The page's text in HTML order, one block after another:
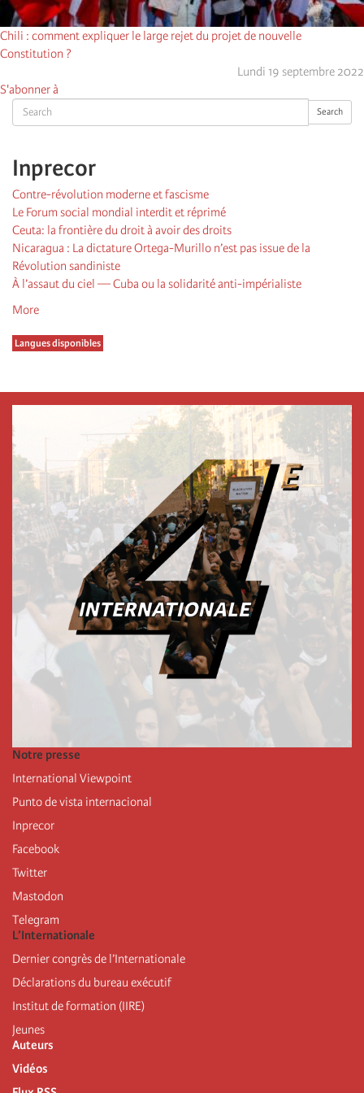
Search Search
Inprecor
Contre-révolution moderne et fascisme
Le Forum social mondial interdit et réprimé
Ceuta: la frontière du droit à avoir des droits
Nicaragua : La dictature Ortega-Murillo n’est pas issue de la
Révolution sandiniste
À l’assaut du ciel — Cuba ou la solidarité anti-impérialiste
More
Langues disponibles
Chili : comment expliquer le large rejet du projet de nouvelle
Constitution ?
Lundi 19 septembre 2022
S'abonner à
Notre presse
International Viewpoint
Punto de vista internacional
Inprecor
Facebook
Twitter
Mastodon
Telegram
L’Internationale
Dernier congrès de l’Internationale
Déclarations du bureau exécutif
Institut de formation (IIRE)
Jeunes
Auteurs
Vidéos